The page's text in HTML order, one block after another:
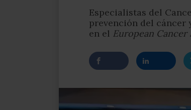
Especialistas del
prevención del cáncer
en el European Cancer